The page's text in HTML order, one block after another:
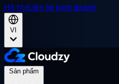
Hỗ trợLiên hệ kinh doanh
VI